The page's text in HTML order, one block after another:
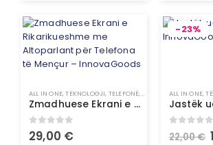
ALL IN ONE,TEKNOLOGJI, TELEFONË, TELEFONË /
Zmadhuese Ekrani e Rikarikueshme me Altoparlant për Telefona të Mençur – InnovaGoods
0out of 5
29,00 €
-23%
ALL IN ONE,
out of
22,00€